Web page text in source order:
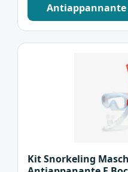
Antiappannante
Kit Snorkeling